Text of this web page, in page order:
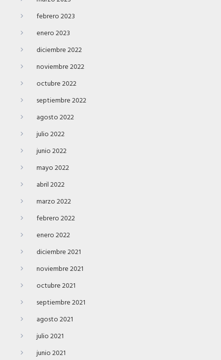
febrero 2023
enero 2023
diciembre 2022
noviembre 2022
octubre 2022
septiembre 2022
agosto 2022
julio 2022
junio 2022
mayo 2022
abril 2022
marzo 2022
febrero 2022
enero 2022
diciembre 2021
noviembre 2021
octubre 2021
septiembre 2021
agosto 2021
julio 2021
junio 2021